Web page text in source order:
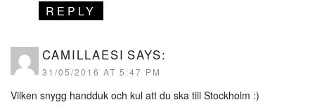
REPLY
CAMILLAESI SAYS:
31/05/2016 AT 5:47 PM
Vilken snygg handduk och kul att du ska till Stockholm :)